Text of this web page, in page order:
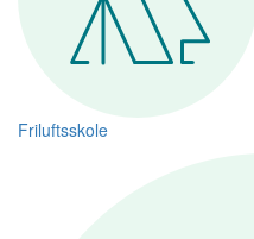
Friluftsskole